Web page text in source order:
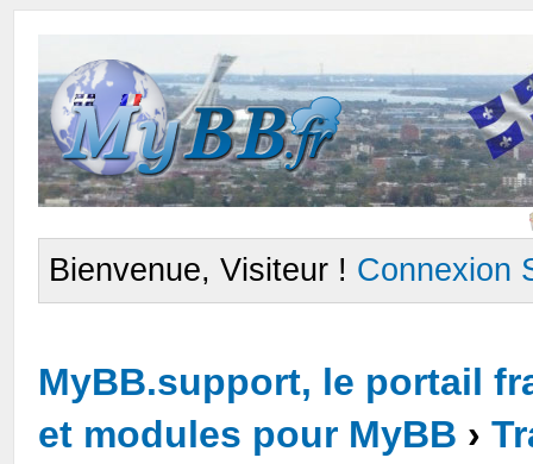
Bienvenue, Visiteur ! Connexion
MyBB.support, le portail
et modules pour MyBB ›